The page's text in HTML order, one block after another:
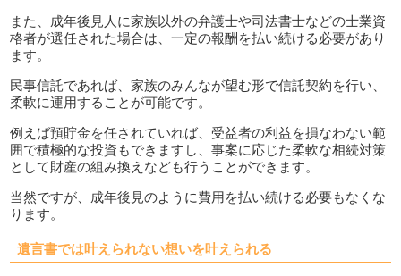
また、成年後見人に家族以外の弁護士や司法書士などの士業資
格者が選任された場合は、一定の報酬を払い続ける必要があり
ます。
民事信託であれば、家族のみんなが望む形で信託契約を行い、
柔軟に運用することが可能です。
例えば預貯金を任されていれば、受益者の利益を損なわない範
囲で積極的な投資もできますし、事案に応じた柔軟な相続対策
として財産の組み換えなども行うことができます。
当然ですが、成年後見のように費用を払い続ける必要もなくな
ります。
遺言書では叶えられない想いを叶えられる